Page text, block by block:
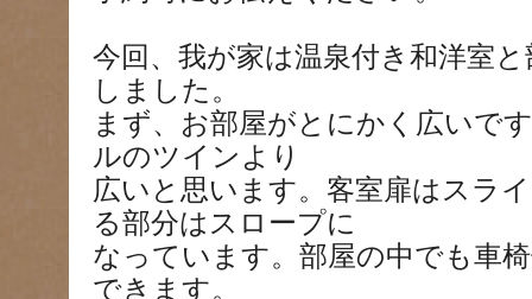
今回、我が家は温泉付き和洋室
しました。
まず、お部屋がとにかく広いで
ルのツインより
広いと思います。客室扉はスラ
る部分はスロープに
なっています。部屋の中でも車
できます。